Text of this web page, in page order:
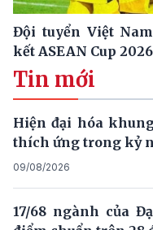
Đội tuyển Việt
kết ASEAN Cup 2026
Tin mới
Hiện đại hóa
thích ứng trong kỷ
09/08/2026
17/68 ngành của